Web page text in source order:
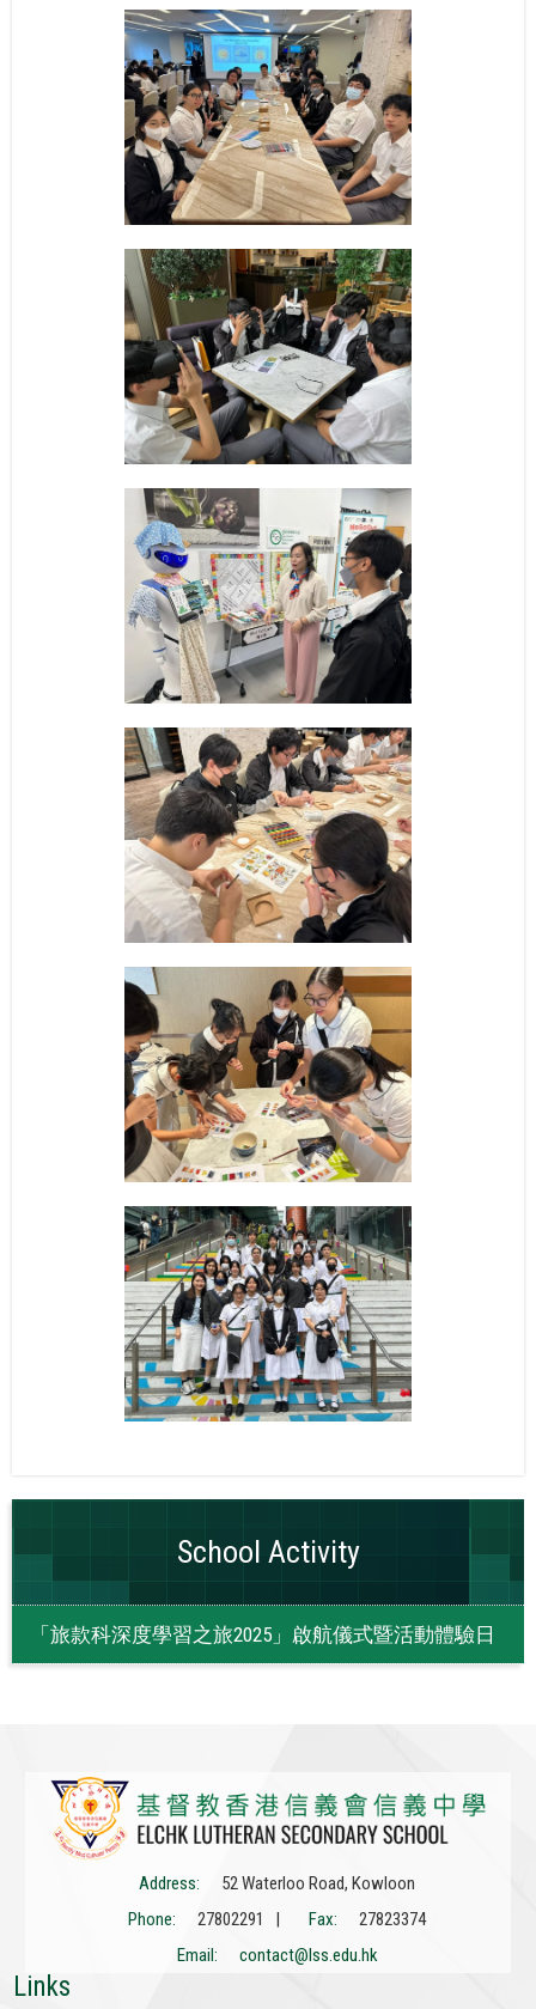
School Activity
「旅款科深度學習之旅2025」啟航儀式暨活動體驗日
Address:
52 Waterloo Road, Kowloon
Phone:
27802291 | Fax:
27823374
Email:
contact@lss.edu.hk
Links